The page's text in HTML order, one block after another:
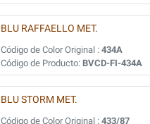
BLU RAFFAELLO MET.
Código de Color Original : 434A
Código de Producto: BVCD-FI-434A
BLU STORM MET.
Código de Color Original : 433/87